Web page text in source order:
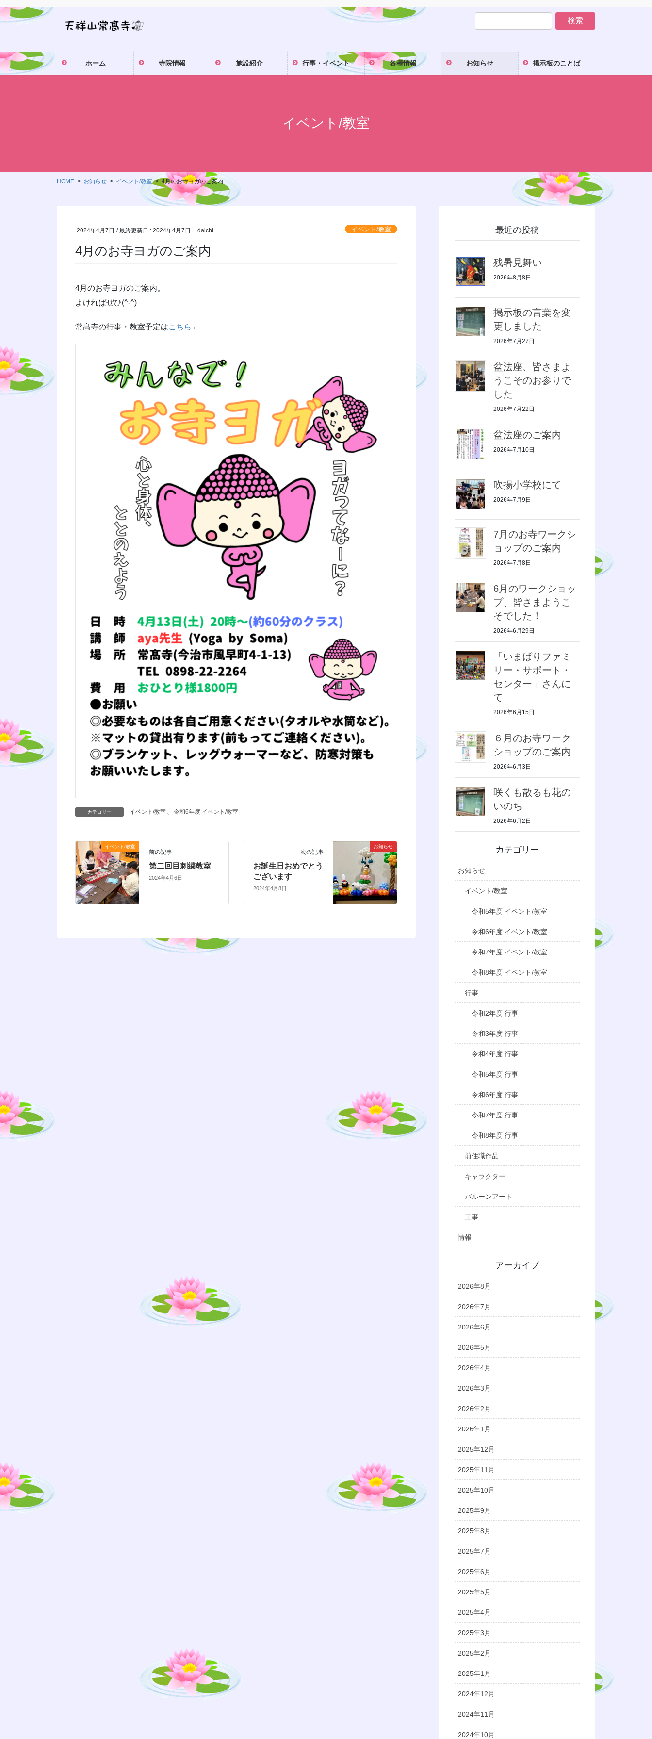
ン
ツ
に
移
ビ
シ
ョ
ン
ホーム 寺院情報 施設紹介 行事・イベント 各種情報 お知らせ 掲示板のことば
イベント/教室
HOME お知らせ イベント/教室 4月のお寺ヨガのご案内
2024年4月7日 / 最終更新日 :2024年4月7日 daichi イベント/教室
4月のお寺ヨガのご案内
4月のお寺ヨガのご案内。
よければぜひ(^-^)
常髙寺の行事・教室予定はこちら ←
カテゴリー イベント/教室 、 令和6年度 イベント/教室
イベント/教室
前の記事
第二回目刺繍教室
2024年4月6日
お知らせ
次の記事
お誕生日おめでとう
ございます
2024年4月8日
最近の投稿
残暑見舞い
2026年8月8日
掲示板の言葉を変
更しました
2026年7月27日
盆法座、皆さまよ
うこそのお参りで
した
2026年7月22日
盆法座のご案内
2026年7月10日
吹揚小学校にて
2026年7月9日
7月のお寺ワークシ
ョップのご案内
2026年7月8日
6月のワークショッ
プ、皆さまようこ
そでした！
2026年6月29日
「いまばりファミ
リー・サポート・
センター」さんに
て
2026年6月15日
６月のお寺ワーク
ショップのご案内
2026年6月3日
咲くも散るも花の
いのち
2026年6月2日
カテゴリー
お知らせ
イベント/教室
令和5年度 イベント/教室
令和6年度 イベント/教室
令和7年度 イベント/教室
令和8年度 イベント/教室
行事
令和2年度 行事
令和3年度 行事
令和4年度 行事
令和5年度 行事
令和6年度 行事
令和7年度 行事
令和8年度 行事
前住職作品
キャラクター
バルーンアート
工事
情報
アーカイブ
2026年8月
2026年7月
2026年6月
2026年5月
2026年4月
2026年3月
2026年2月
2026年1月
2025年12月
2025年11月
2025年10月
2025年9月
2025年8月
2025年7月
2025年6月
2025年5月
2025年4月
2025年3月
2025年2月
2025年1月
2024年12月
2024年11月
2024年10月